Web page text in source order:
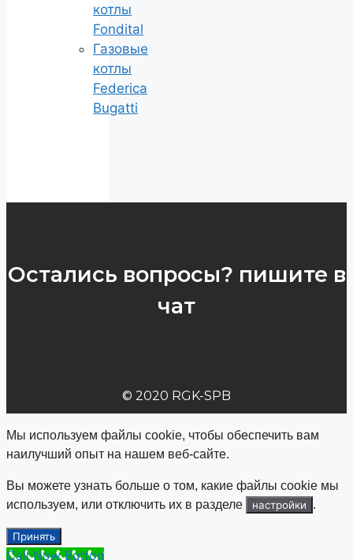
котлы
Fondital
Газовые
котлы
Federica
Bugatti
Остались вопросы? пишите в
чат
© 2020 RGK-SPB
Мы используем файлы cookie, чтобы обеспечить вам
наилучший опыт на нашем веб-сайте.
Вы можете узнать больше о том, какие файлы cookie мы
используем, или отключить их в разделе
настройки .
Принять
Call Now Button